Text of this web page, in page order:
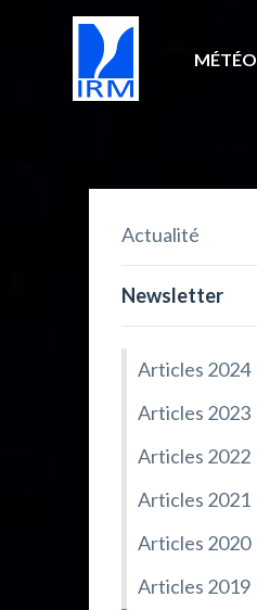
MÉTÉO
Actualité
Newsletter
Articles 2024
Articles 2023
Articles 2022
Articles 2021
Articles 2020
Articles 2019